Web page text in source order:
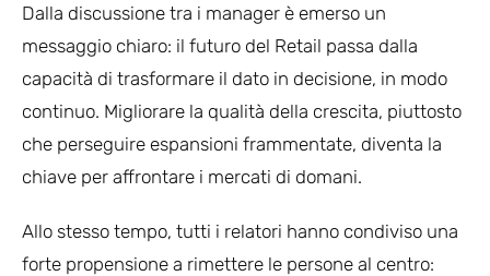
Dalla discussione tra i manager è emerso un
messaggio chiaro: il futuro del Retail passa dalla
capacità di trasformare il dato in decisione, in modo
continuo. Migliorare la qualità della crescita, piuttosto
che perseguire espansioni frammentate, diventa la
chiave per affrontare i mercati di domani.
Allo stesso tempo, tutti i relatori hanno condiviso una
forte propensione a rimettere le persone al centro: